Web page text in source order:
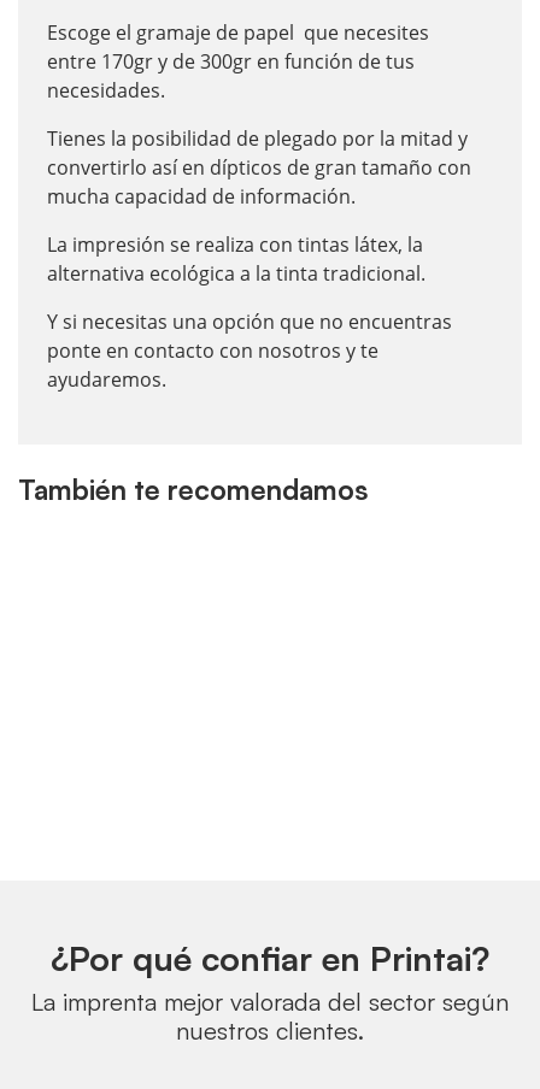
Escoge el gramaje de papel que necesites
entre 170gr y de 300gr en función de tus
necesidades.
Tienes la posibilidad de plegado por la mitad y
convertirlo así en dípticos de gran tamaño con
mucha capacidad de información.
La impresión se realiza con tintas látex, la
alternativa ecológica a la tinta tradicional.
Y si necesitas una opción que no encuentras
ponte en contacto con nosotros y te
ayudaremos.
También te recomendamos
¿Por qué confiar en Printai?
La imprenta mejor valorada del sector según
nuestros clientes.